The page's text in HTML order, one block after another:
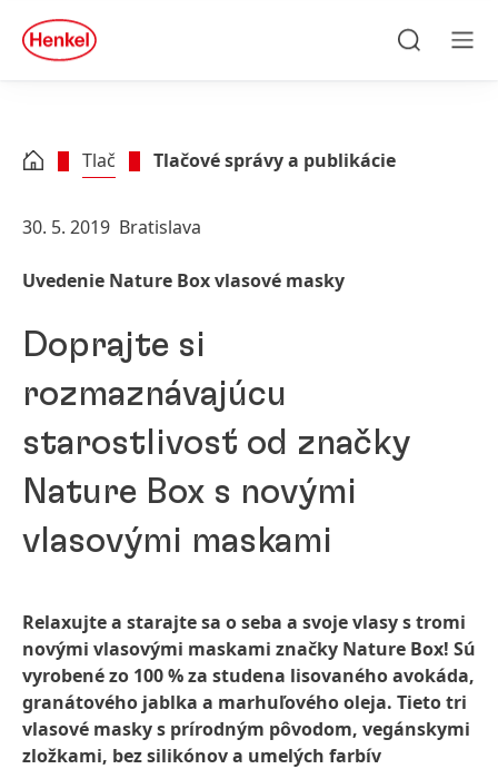
Skip to footer
quick
search
Tlač Tlačové správy a publikácie
30. 5. 2019 Bratislava
Uvedenie Nature Box vlasové masky
Doprajte si
rozmaznávajúcu
starostlivosť od značky
Nature Box s novými
vlasovými maskami
Relaxujte a starajte sa o seba a svoje vlasy s tromi
novými vlasovými maskami značky Nature Box! Sú
vyrobené zo 100 % za studena lisovaného avokáda,
granátového jablka a marhuľového oleja. Tieto tri
vlasové masky s prírodným pôvodom, vegánskymi
zložkami, bez silikónov a umelých farbív